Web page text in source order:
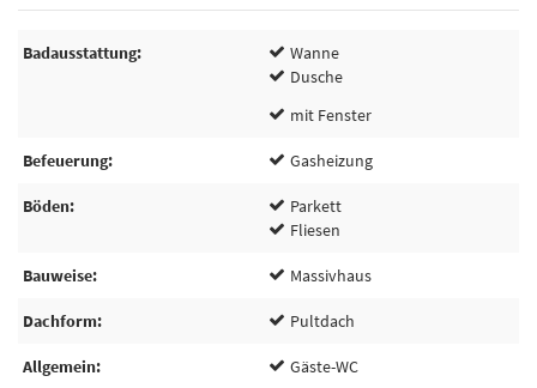
Badausstattung
Wanne
Dusche
mit Fenster
Befeuerung Gasheizung
Böden
Parkett
Fliesen
Bauweise Massivhaus
Dachform Pultdach
Allgemein Gäste-WC